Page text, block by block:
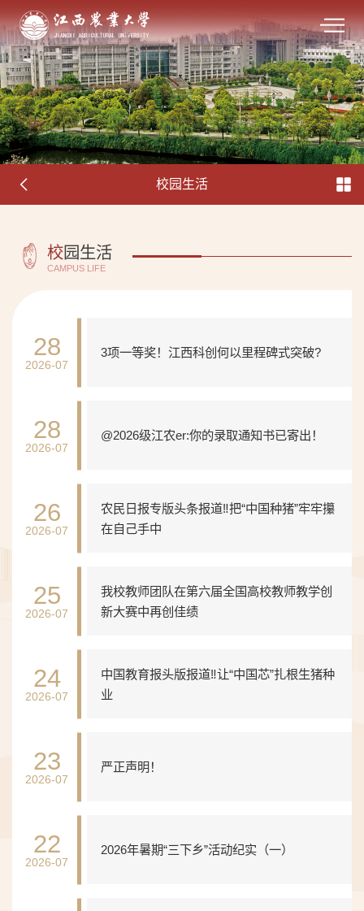
校园生活
校园生活
CAMPUS LIFE
28
2026-07
3项一等奖！江西科创何以里程碑式突破?
28
2026-07
@2026级江农er:你的录取通知书已寄出！
26
2026-07
农民日报专版头条报道‼️把“中国种猪”牢牢攥
在自己手中
25
2026-07
我校教师团队在第六届全国高校教师教学创
新大赛中再创佳绩
24
2026-07
中国教育报头版报道‼️让“中国芯”扎根生猪种
业
23
2026-07
严正声明！
22
2026-07
2026年暑期“三下乡”活动纪实（一）